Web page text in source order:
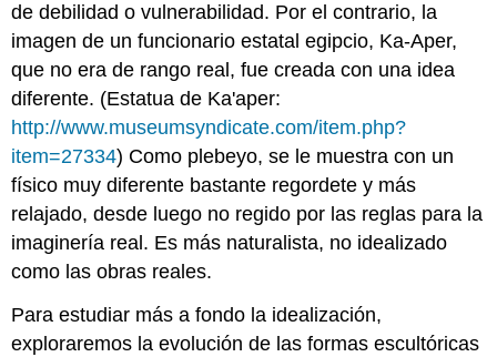
de debilidad o vulnerabilidad. Por el contrario, la
imagen de un funcionario estatal egipcio, Ka-Aper,
que no era de rango real, fue creada con una idea
diferente. (Estatua de Ka'aper:
http://www.museumsyndicate.com/item.php?
item=27334) Como plebeyo, se le muestra con un
físico muy diferente bastante regordete y más
relajado, desde luego no regido por las reglas para la
imaginería real. Es más naturalista, no idealizado
como las obras reales.
Para estudiar más a fondo la idealización,
exploraremos la evolución de las formas escultóricas